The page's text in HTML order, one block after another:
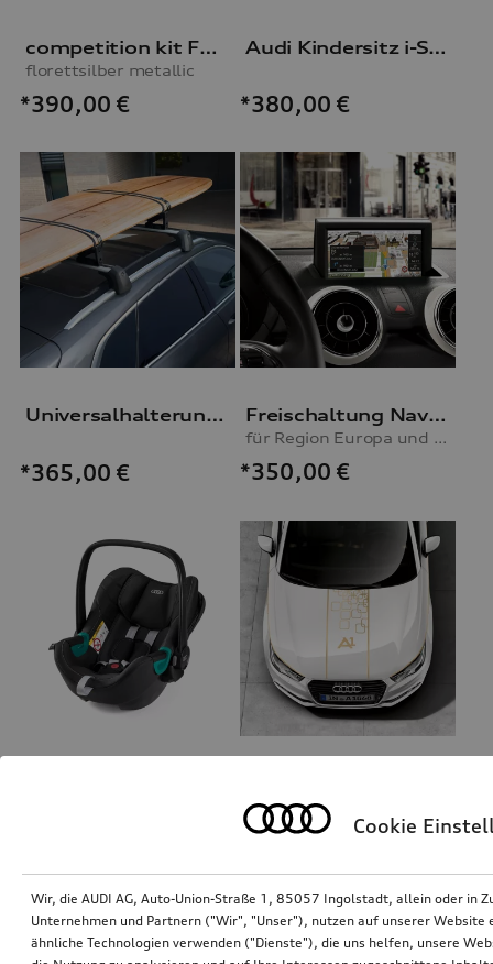
competition kit Foliensatz in Kontrastfarbe
florettsilber metallic
*390,00 €
Audi Kindersitz i-Size
*380,00 €
Universalhalterung Dachaufbauten
*365,00 €
Freischaltung Navigationsfunktion
für Region Europa und Fahrzeuge mit Navigationsvorbereitung (RMC)
*350,00 €
*340,00
Cookie
Wir, die AUDI AG, Auto-Union-Straße 1, 85057 Ingolstadt, allein oder in
Unternehmen und Partnern ("Wir", "Unser"), nutzen auf unserer Website
ähnliche Technologien verwenden ("Dienste"), die uns helfen, unsere